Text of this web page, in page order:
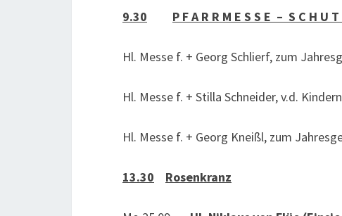
9.30 P F A R R M E S S E – S C H U T
Hl. Messe f. + Georg Schlierf, zum
Hl. Messe f. + Stilla Schneider, v.d. Kindern
Hl. Messe f. + Georg Kneißl, zum
13.30 Rosenkranz